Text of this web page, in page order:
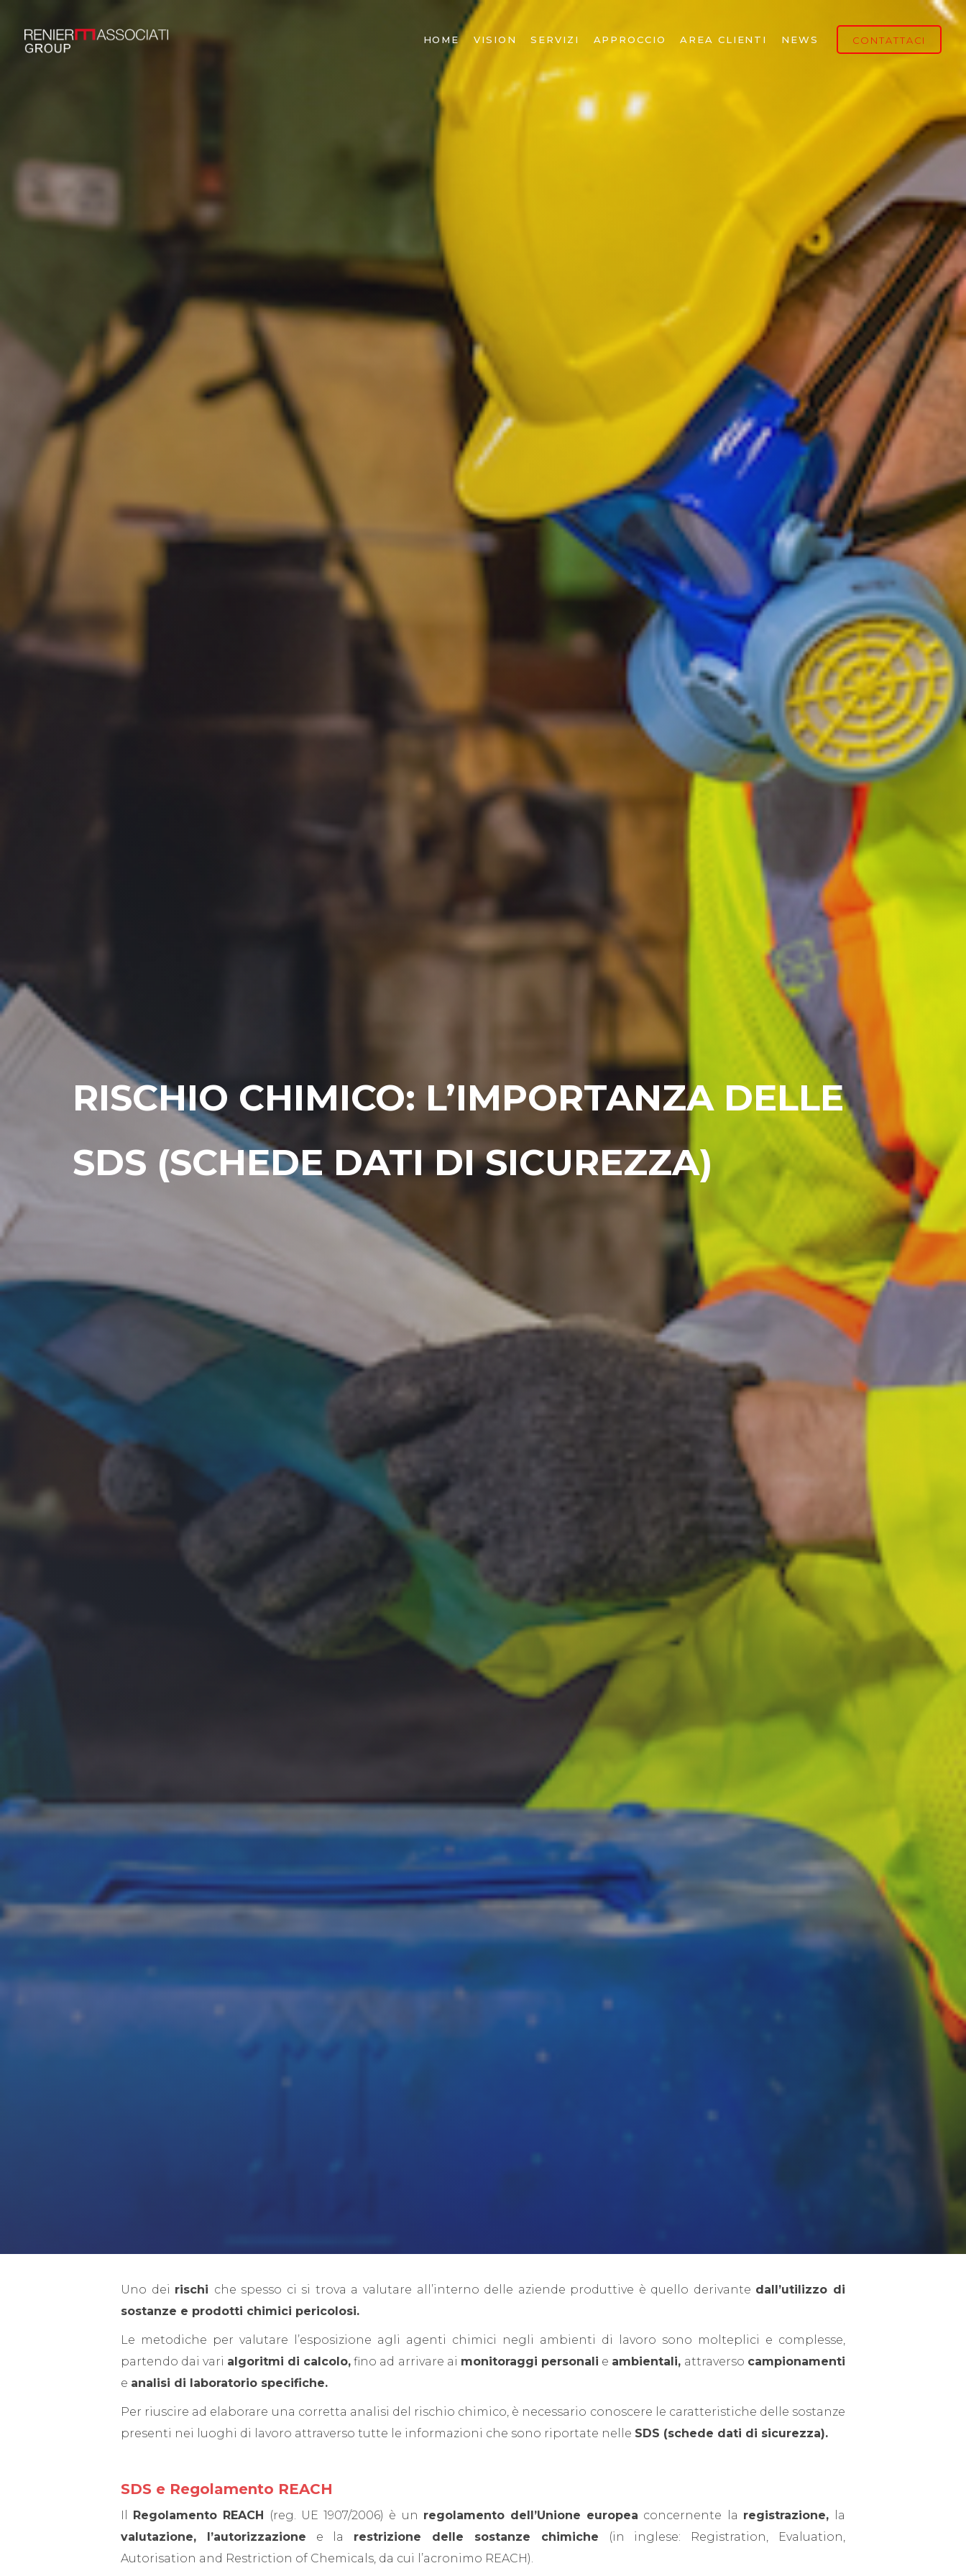
HOME VISION SERVIZI APPROCCIO AREA CLIENTI NEWS CONTATTACI
RISCHIO CHIMICO: L’IMPORTANZA DELLE
SDS (SCHEDE DATI DI SICUREZZA)
Uno dei rischi che spesso ci si trova a valutare all’interno delle aziende produttive è quello derivante dall’utilizzo di
sostanze e prodotti chimici pericolosi.
Le metodiche per valutare l’esposizione agli agenti chimici negli ambienti di lavoro sono molteplici e complesse,
partendo dai vari algoritmi di calcolo, fino ad arrivare ai monitoraggi personali e ambientali, attraverso campionamenti
e analisi di laboratorio specifiche.
Per riuscire ad elaborare una corretta analisi del rischio chimico, è necessario conoscere le caratteristiche delle sostanze
presenti nei luoghi di lavoro attraverso tutte le informazioni che sono riportate nelle SDS (schede dati di sicurezza).
SDS e Regolamento REACH
Il Regolamento REACH (reg. UE 1907/2006) è un regolamento dell’Unione europea concernente la registrazione,
la
valutazione, l’autorizzazione e la restrizione delle sostanze chimiche (in inglese: Registration, Evaluation,
Autorisation and Restriction of Chemicals, da cui l’acronimo REACH).